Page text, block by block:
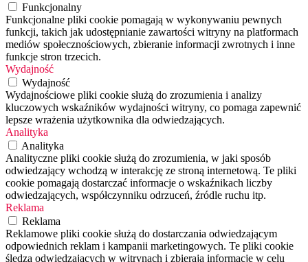
Funkcjonalny
Funkcjonalne pliki cookie pomagają w wykonywaniu pewnych
funkcji, takich jak udostępnianie zawartości witryny na platformach
mediów społecznościowych, zbieranie informacji zwrotnych i inne
funkcje stron trzecich.
Wydajność
Wydajność
Wydajnościowe pliki cookie służą do zrozumienia i analizy
kluczowych wskaźników wydajności witryny, co pomaga zapewnić
lepsze wrażenia użytkownika dla odwiedzających.
Analityka
Analityka
Analityczne pliki cookie służą do zrozumienia, w jaki sposób
odwiedzający wchodzą w interakcję ze stroną internetową. Te pliki
cookie pomagają dostarczać informacje o wskaźnikach liczby
odwiedzających, współczynniku odrzuceń, źródle ruchu itp.
Reklama
Reklama
Reklamowe pliki cookie służą do dostarczania odwiedzającym
odpowiednich reklam i kampanii marketingowych. Te pliki cookie
śledzą odwiedzających w witrynach i zbierają informacje w celu